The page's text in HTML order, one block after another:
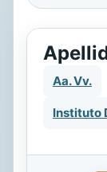
Aa. Vv.
Instituto